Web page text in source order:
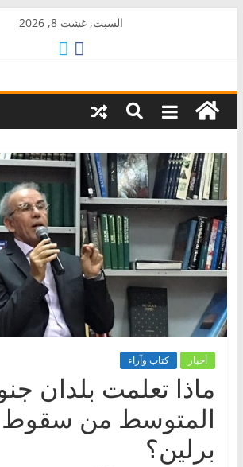
السبت, غشت 8, 2026
AkalPress
منبر
المغرب
أخبار كتاب وآراء
ماذا تعلمت بلدان
المتوسط من سقوط
برلين؟